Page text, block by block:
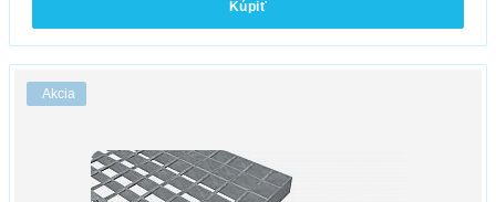
Kúpiť
Akcia